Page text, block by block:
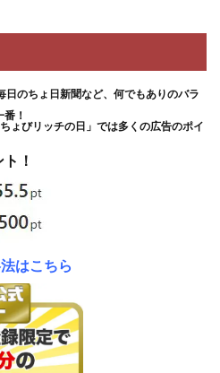
のちょ日新聞など、何でもありのバラ
！
ょびリッチの日」では多くの広告のポイ
！
はこちら